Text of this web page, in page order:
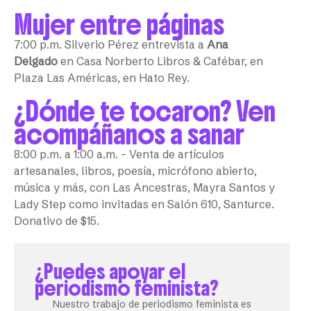
Mujer entre páginas
7:00 p.m. Silverio Pérez entrevista a Ana
Delgado en Casa Norberto Libros & Cafébar, en
Plaza Las Américas, en Hato Rey.
¿Dónde te tocaron? Ven
acompáñanos a sanar
8:00 p.m. a 1:00 a.m. – Venta de artículos
artesanales, libros, poesía, micrófono abierto,
música y más, con Las Ancestras, Mayra Santos y
Lady Step como invitadas en Salón 610, Santurce.
Donativo de $15.
¿Puedes apoyar el
periodismo feminista?
Nuestro trabajo de periodismo feminista es